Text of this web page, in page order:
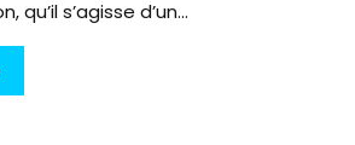
qu’il s’agisse d’un…